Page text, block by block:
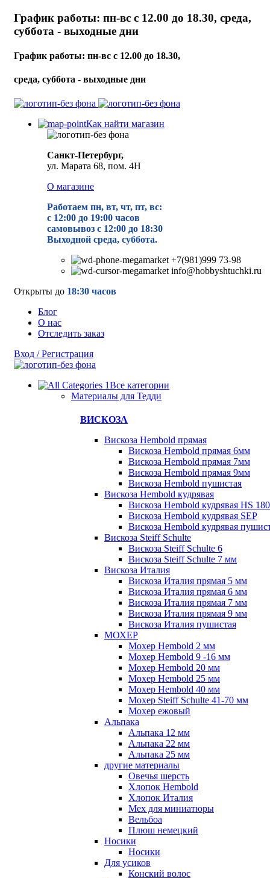
График работы: пн-вс с 12.00 до 18.30, среда,
суббота - выходные дни
График работы: пн-вс с 12.00 до 18.30,
среда, суббота - выходные дни
Как найти магазин
Санкт-Петербург,
ул. Марата 68, пом. 4Н
О магазине
Работаем пн, вт, чт, пт, вс:
с 12:00 до 19:00 часов
самовывоз с 12:00 до 18:30
Выходной среда, суббота.
+7(981)999 73-98
info@hobbyshtuchki.ru
Открыты до 18:30 часов
Блог
О нас
Отследить заказ
Вход / Регистрация
Все категории
Материалы для Тедди
ВИСКОЗА
Вискоза Hembold прямая
Вискоза Hembold прямая 6мм
Вискоза Hembold прямая 7мм
Вискоза Hembold прямая 9мм
Вискоза Hembold пушистая
Вискоза Hembold кудрявая
Вискоза Hembold кудрявая HS 180
Вискоза Hembold кудрявая SEP
Вискоза Hembold кудрявая
Вискоза Steiff Schulte
Вискоза Steiff Schulte 6
Вискоза Steiff Schulte 7 мм
Вискоза Италия
Вискоза Италия прямая 5 мм
Вискоза Италия прямая 6 мм
Вискоза Италия прямая 7 мм
Вискоза Италия прямая 9 мм
Вискоза Италия пушистая
МОХЕР
Мохер Hembold 2 мм
Мохер Hembold 9 -16 мм
Мохер Hembold 20 мм
Мохер Hembold 25 мм
Мохер Hembold 40 мм
Мохер Steiff Schulte 41-70 мм
Мохер ежовый
Альпака
Альпака 12 мм
Альпака 22 мм
Альпака 25 мм
другие материалы
Овечья шерсть
Хлопок Hembold
Хлопок Италия
Мех для миниатюры
Вельбоа
Плюш немецкий
Носики
Носики
Для усиков
Конский волос